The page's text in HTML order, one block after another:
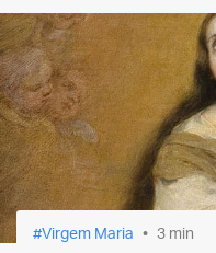
Virgem Maria 3 min